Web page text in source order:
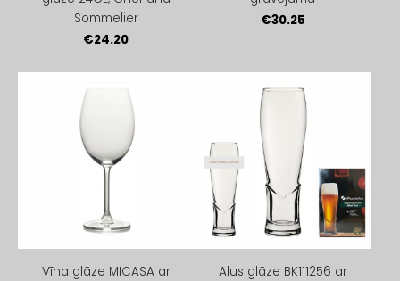
Sommelier
€24.20
€30.25
Vīna glāze MICASA ar
Alus glāze BK111256 ar